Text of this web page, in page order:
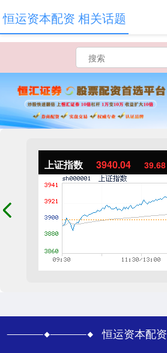
上证指数 3940.04 39.68
恒运资本配资
恒运资本配资 相关话题